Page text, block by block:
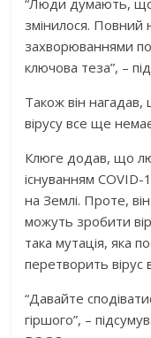
“Люди думають, що
змінилося. Повний
захворюваннями
ключова теза”, –
Також він нагадав,
вірусу все ще
Клюге додав, що
існуванням COVID-
на Землі. Проте,
можуть зробити
така мутація, яка
перетворить
“Давайте
гіршого”, –